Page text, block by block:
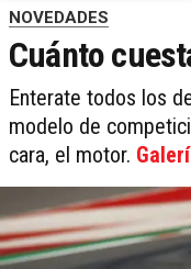
NOVEDADES
Cuánto
Enterate todos los
modelo de
cara, el motor.